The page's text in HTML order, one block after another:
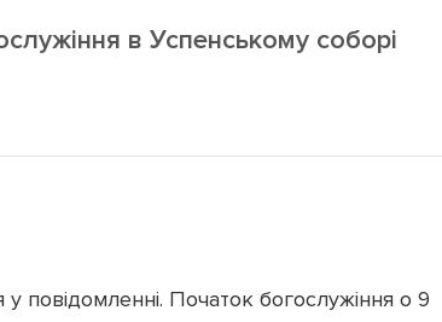
в Успенському соборі
повідомленні. Початок богослужіння о 9